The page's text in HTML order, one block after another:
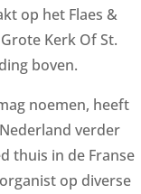
op het Flaes &
Kerk Of St.
boven.
noemen, heeft
verder
thuis in de Franse
op diverse